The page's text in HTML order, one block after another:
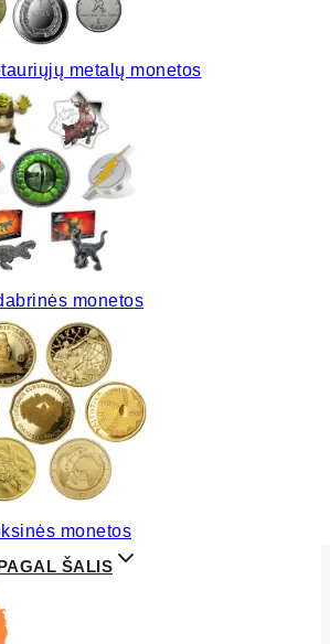
metalų monetos
monetos
monetos
ŠALIS